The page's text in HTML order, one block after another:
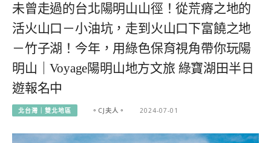
未曾走過的台北陽明山山徑！從荒瘠之地的
活火山口－小油坑，走到火山口下富饒之地
－竹子湖！今年，用綠色保育視角帶你玩陽
明山｜Voyage陽明山地方文旅 綠寶湖田半日
遊報名中
北台灣｜雙北地區 。CJ夫人。 2024-07-01